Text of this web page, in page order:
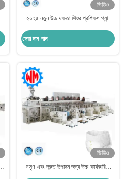
ভিডিও
২০২৫ নতুন উচ্চ দক্ষতা শিশুর প্রশিক্ষণ প্যান্ট
সেরা দাম পান
ভিডিও
মসৃণ এবং দ্রুত উত্পাদন জন্য উচ্চ-কার্যকারিতা